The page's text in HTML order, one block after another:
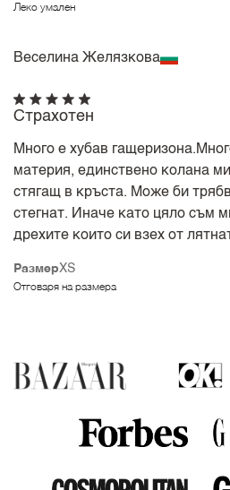
Леко умален
Веселина Желязкова
РазмерXS
Отговаря на размера
Страхотен
Много е хубав
материя, единствено колана
стягащ в кръста. Може би
стегнат. Иначе като цяло съм
дрехите които си взех от